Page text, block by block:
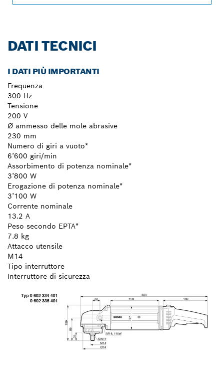
DATI TECNICI
I DATI PIÙ IMPORTANTI
Frequenza
300 Hz
Tensione
200 V
Ø ammesso delle mole abrasive
230 mm
Numero di giri a vuoto*
6’600 giri/min
Assorbimento di potenza nominale*
3’800 W
Erogazione di potenza nominale*
3’100 W
Corrente nominale
13.2 A
Peso secondo EPTA*
7.8 kg
Attacco utensile
M14
Tipo interruttore
Interruttore di sicurezza